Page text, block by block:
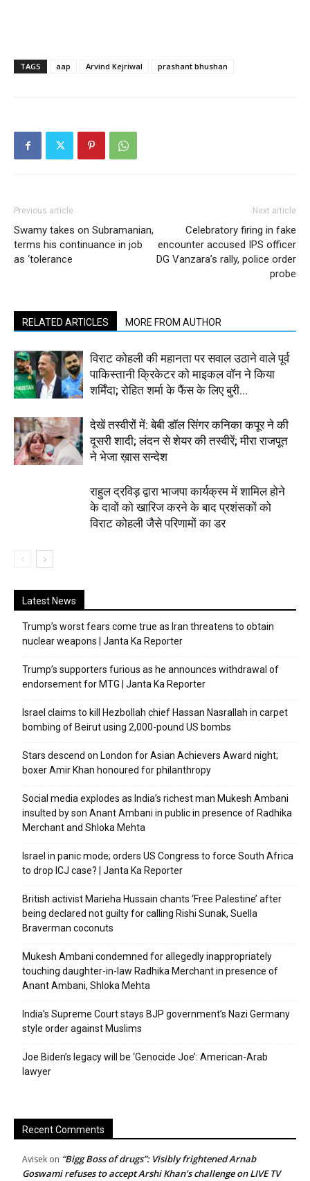
TAGS aap Arvind Kejriwal prashant bhushan
Previous article
Swamy takes on Subramanian,
terms his continuance in job
as ‘tolerance
Next article
Celebratory firing in fake
encounter accused IPS officer
DG Vanzara’s rally, police order
probe
RELATED ARTICLES MORE FROM AUTHOR
विराट कोहली की महानता पर सवाल उठाने वाले पूर्व
पाकिस्तानी क्रिकेटर को माइकल वॉन ने किया
शर्मिंदा; रोहित शर्मा के फैंस के लिए बुरी...
देखें तस्वीरों में: बेबी डॉल सिंगर कनिका कपूर ने की
दूसरी शादी; लंदन से शेयर की तस्वीरें; मीरा राजपूत
ने भेजा ख़ास सन्देश
राहुल द्रविड़ द्वारा भाजपा कार्यक्रम में शामिल होने
के दावों को खारिज करने के बाद प्रशंसकों को
विराट कोहली जैसे परिणामों का डर
Latest News
Trump’s worst fears come true as Iran threatens to obtain
nuclear weapons | Janta Ka Reporter
Trump’s supporters furious as he announces withdrawal of
endorsement for MTG | Janta Ka Reporter
Israel claims to kill Hezbollah chief Hassan Nasrallah in carpet
bombing of Beirut using 2,000-pound US bombs
Stars descend on London for Asian Achievers Award night;
boxer Amir Khan honoured for philanthropy
Social media explodes as India’s richest man Mukesh Ambani
insulted by son Anant Ambani in public in presence of Radhika
Merchant and Shloka Mehta
Israel in panic mode; orders US Congress to force South Africa
to drop ICJ case? | Janta Ka Reporter
British activist Marieha Hussain chants ‘Free Palestine’ after
being declared not guilty for calling Rishi Sunak, Suella
Braverman coconuts
Mukesh Ambani condemned for allegedly inappropriately
touching daughter-in-law Radhika Merchant in presence of
Anant Ambani, Shloka Mehta
India’s Supreme Court stays BJP government’s Nazi Germany
style order against Muslims
Joe Biden’s legacy will be ‘Genocide Joe’: American-Arab
lawyer
Recent Comments
Avisek on “Bigg Boss of drugs”: Visibly frightened Arnab
Goswami refuses to accept Arshi Khan’s challenge on LIVE TV